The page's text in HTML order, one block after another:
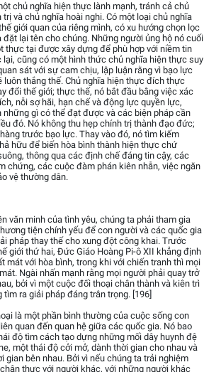
chủ nghĩa hiện thực lành mạnh, tránh cả chủ
và chủ nghĩa hoài nghi. Có một loại chủ nghĩa
giới quan của riêng mình, có xu hướng chọn lọc
đặt lại tên cho chúng. Những người ủng hộ nó cuối
thực tại được xây dựng để phù hợp với niềm tin
lại, cũng có một hình thức chủ nghĩa hiện thực suy
sát với sự cam chịu, lập luận rằng vì bạo lực
luôn thắng thế. Chủ nghĩa hiện thực đích thực
đổi thế giới; thực thế, nó bắt đầu bằng việc xác
nỗi sợ hãi, hạn chế và động lực quyền lực,
những gì có thể đạt được và các biện pháp cần
đó. Nó không thu hẹp chính trị thành đạo đức;
trước bạo lực. Thay vào đó, nó tìm kiếm
hữu để biến hòa bình thành hiện thực chứ
thông qua các định chế đáng tin cậy, các
chứng, các cuộc đàm phán kiên nhẫn, việc ngăn
vệ thường dân.
văn minh của tình yêu, chúng ta phải tham gia
tiện chính yếu để con người và các quốc gia
pháp thay thế cho xung đột công khai. Trước
giới thứ hai, Đức Giáo Hoàng Pi-ô XII khẳng định
mát với hòa bình, trong khi với chiến tranh thì mọi
Ngài nhấn mạnh rằng mọi người phải quay trở
bởi vì một cuộc đối thoại chân thành và kiên trì
tìm ra giải pháp đáng trân trọng. [196]
là một phần bình thường của cuộc sống con
quan đến quan hệ giữa các quốc gia. Nó bao
độ tìm cách tạo dựng những mối dây huynh đệ
một thái độ cởi mở, dành thời gian cho nhau và
gian bên nhau. Bởi vì nếu chúng ta trải nghiệm
thực với người khác, với những người khác